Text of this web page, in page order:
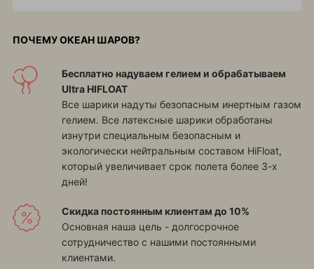
ПОЧЕМУ ОКЕАН ШАРОВ?
Бесплатно надуваем гелием и обрабатываем
Ultra HIFLOAT
Все шарики надуты безопасным инертным газом
гелием. Все латексные шарики обработаны
изнутри специальным безопасным и
экологически нейтральным составом HiFloat,
который увеличивает срок полета более 3-х
дней!
Скидка постоянным клиентам до 10%
Основная наша цель - долгосрочное
сотрудничество с нашими постоянными
клиентами.